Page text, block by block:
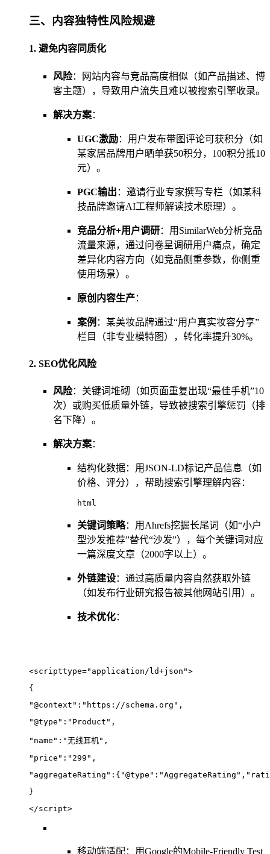
三、内容独特性风险规避
1. 避免内容同质化
风险：网站内容与竞品高度相似（如产品描述、博
客主题），导致用户流失且难以被搜索引擎收录。
解决方案：
UGC激励：用户发布带图评论可获积分（如
某家居品牌用户晒单获50积分，100积分抵10
元）。
PGC输出 ：邀请行业专家撰写专栏（如某科
技品牌邀请AI工程师解读技术原理）。
竞品分析+用户调研：用SimilarWeb分析竞品
流量来源，通过问卷星调研用户痛点，确定
差异化内容方向（如竞品侧重参数，你侧重
使用场景）。
原创内容生产：
案例 ：某美妆品牌通过“用户真实妆容分享”
栏目（非专业模特图），转化率提升30%。
2. SEO优化风险
风险：关键词堆砌（如页面重复出现“最佳手机”10
次）或购买低质量外链，导致被搜索引擎惩罚（排
名下降）。
解决方案：
结构化数据：用JSON-LD标记产品信息（如
价格、评分），帮助搜索引擎理解内容：
html
关键词策略：用Ahrefs挖掘长尾词（如“小户
型沙发推荐”替代“沙发”），每个关键词对应
一篇深度文章（2000字以上）。
外链建设：通过高质量内容自然获取外链
（如发布行业研究报告被其他网站引用）。
技术优化：
<scripttype="application/ld+json">
{
"@context":"https://schema.org",
"@type":"Product",
"name":"无线耳机",
"price":"299",
}
</script>
移动端适配：用Google的Mobile-Friendly Test